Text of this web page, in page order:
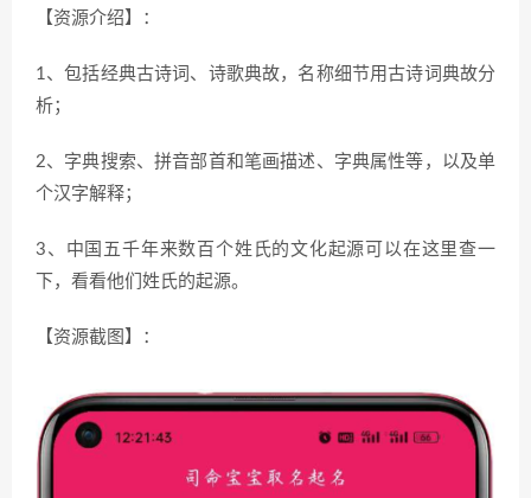
【资源介绍】：
1、包括经典古诗词、诗歌典故，名称细节用古诗词典故分
析；
2、字典搜索、拼音部首和笔画描述、字典属性等，以及单
个汉字解释；
3、中国五千年来数百个姓氏的文化起源可以在这里查一
下，看看他们姓氏的起源。
【资源截图】：